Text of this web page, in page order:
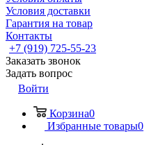
Условия доставки
Гарантия на товар
Контакты
+7 (919) 725-55-23
Заказать звонок
Задать вопрос
Войти
Корзина0
Избранные товары0